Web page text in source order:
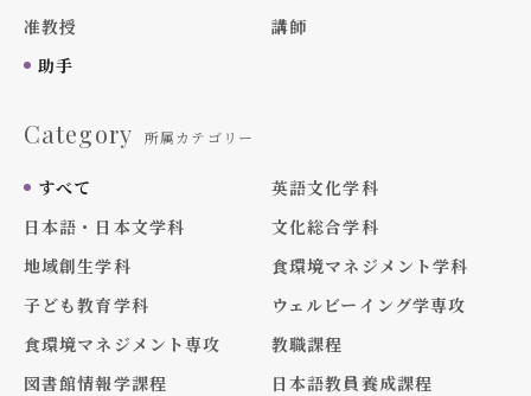
准教授
講師
助手
Category 所属カテゴリー
すべて
英語文化学科
日本語・日本文学科
文化総合学科
地域創生学科
食環境マネジメント学科
子ども教育学科
ウェルビーイング学専攻
食環境マネジメント専攻
教職課程
図書館情報学課程
日本語教員養成課程